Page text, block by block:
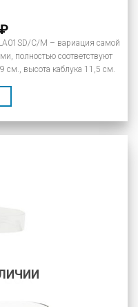
₽
C/M – вариация самой
полностью соответствуют
см., высота каблука 11,5 см.